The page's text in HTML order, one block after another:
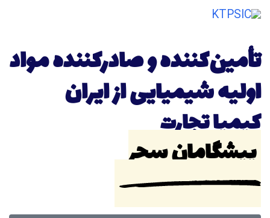
تأمین‌کننده و صادرکننده مواد
اولیه شیمیایی از ایران
کیمیا تجارت
پیشگامان سحر